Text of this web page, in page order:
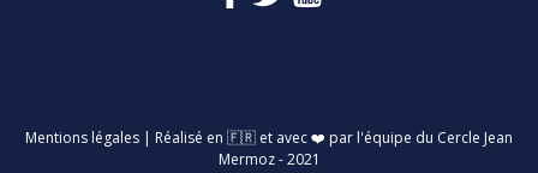
Mentions légales | Réalisé en 🇫🇷 et avec ❤️ par l'équipe du Cercle Jean
Mermoz - 2021